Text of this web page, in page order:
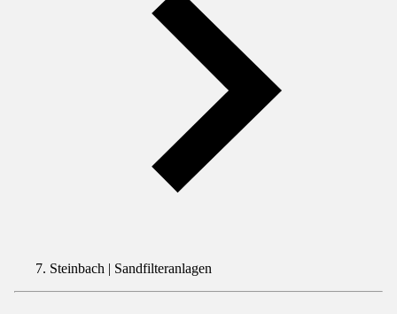
Steinbach | Sandfilteranlagen